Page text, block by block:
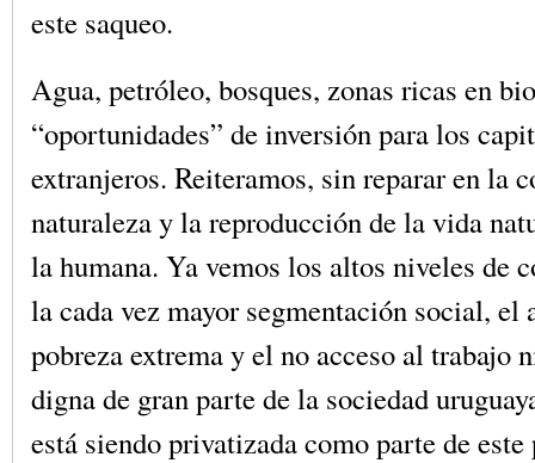
este saqueo.
Agua, petróleo, bosques, zonas ricas en
“oportunidades” de inversión para los
extranjeros. Reiteramos, sin reparar en la
naturaleza y la reproducción de la vida
la humana. Ya vemos los altos niveles de
la cada vez mayor segmentación social, el
pobreza extrema y el no acceso al trabajo
digna de gran parte de la sociedad
está siendo privatizada como parte de este